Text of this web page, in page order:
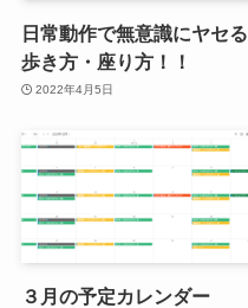
日常動作で無意識にヤセる
歩き方・座り方！！
2022年4月5日
３月の予定カレンダー